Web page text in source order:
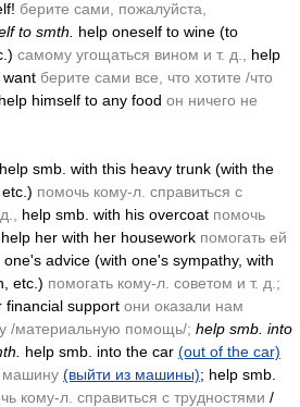
берите сами, пожалуйста,
to smth. help oneself to wine (to
самому угощаться вином и т. д.,
help
берите сами все, что хотите /что
himself to any food он ничего не
help smb. with this heavy trunk (with the
помочь кому-л. справиться с
help smb. with his overcoat помочь
help her with her housework помогать ей
one's advice (with one's sympathy, with
etc.) помогать кому-л. советом и т. д.;
financial support они оказали нам
/материальную помощь/; help smb. into
help smb. into the car (out of the car)
машину (выйти из машины); help smb.
кому-л. справиться с трудностями /